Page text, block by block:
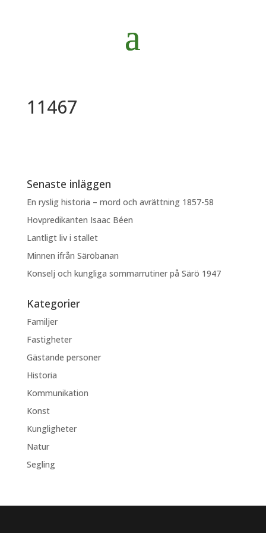
11467
Senaste inläggen
En ryslig historia – mord och avrättning 1857-58
Hovpredikanten Isaac Béen
Lantligt liv i stallet
Minnen ifrån Säröbanan
Konselj och kungliga sommarrutiner på Särö 1947
Kategorier
Familjer
Fastigheter
Gästande personer
Historia
Kommunikation
Konst
Kungligheter
Natur
Segling